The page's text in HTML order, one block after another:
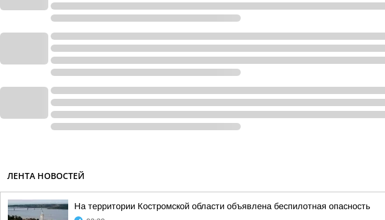
ЛЕНТА НОВОСТЕЙ
На территории Костромской области объявлена беспилотная опасность